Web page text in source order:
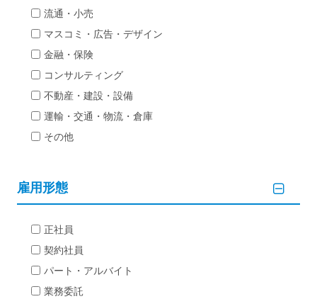
流通・小売
マスコミ・広告・デザイン
金融・保険
コンサルティング
不動産・建設・設備
運輸・交通・物流・倉庫
その他
雇用形態
正社員
契約社員
パート・アルバイト
業務委託